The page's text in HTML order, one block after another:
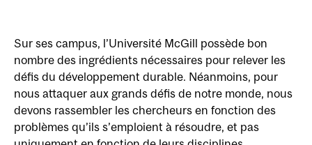
Sur ses campus, l’Université McGill possède bon
nombre des ingrédients nécessaires pour relever les
défis du développement durable. Néanmoins, pour
nous attaquer aux grands défis de notre monde, nous
devons rassembler les chercheurs en fonction des
problèmes qu’ils s’emploient à résoudre, et pas